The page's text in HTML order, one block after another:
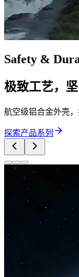
Safety &
极致工艺，
航空级铝合金外壳
探索产品系列